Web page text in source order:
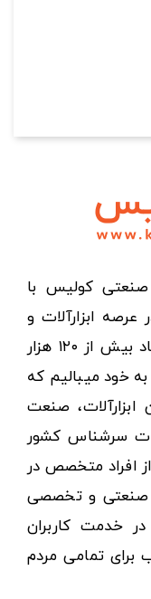
صنعتی کولیس با
فعالیت در عرصه ابزارآلات و
کالاهای صنعتی توانسته مورد اعتماد بیش از ۱۲۰ هزار
به خود میبالیم که
ابزارآلات، صنعت
سرشناس کشور
افراد متخصص در
صنعتی و تخصصی
خدمت کاربران
برای تمامی مردم